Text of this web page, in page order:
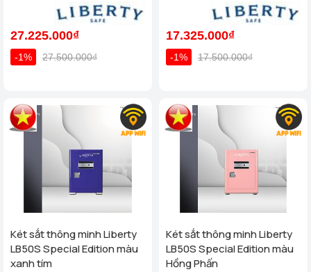
27.225.000₫
-1% 27.500.000₫
17.325.000₫
-1% 17.500.000₫
Két sắt thông minh Liberty
LB50S Special Edition màu
xanh tím
Két sắt thông minh Liberty
LB50S Special Edition màu
Hồng Phấn